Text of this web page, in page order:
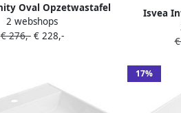
Oval Opzetwastafel
55x36cm wit
2 webshops
€ 276,-€ 228,-
Isvea
17%